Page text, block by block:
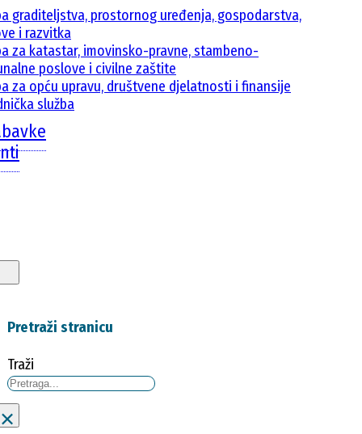
graditeljstva, prostornog uređenja, gospodarstva,
i razvitka
za katastar, imovinsko-pravne, stambeno-
poslove i civilne zaštite
za opću upravu, društvene djelatnosti i finansije
služba
Pretraži stranicu
Traži
×